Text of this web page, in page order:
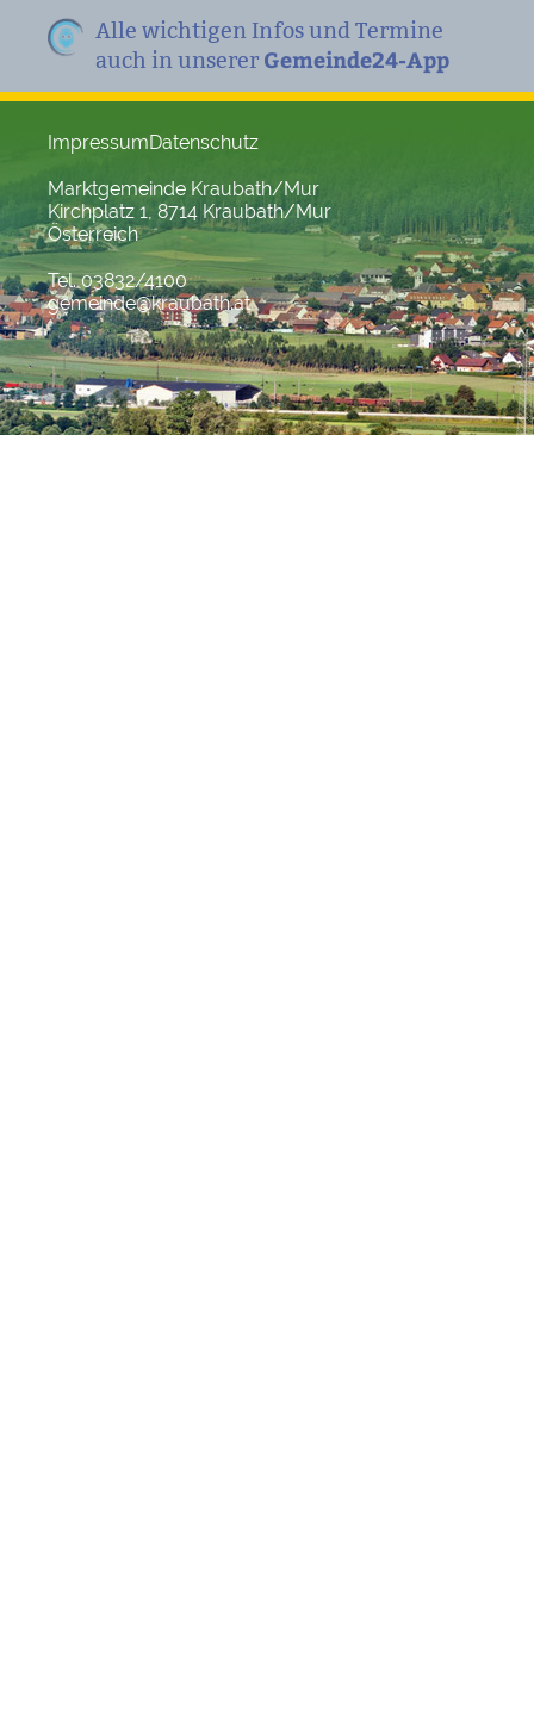
Alle wichtigen Infos und Termine
auch in unserer Gemeinde24-App
ImpressumDatenschutz
Marktgemeinde Kraubath/Mur
Kirchplatz 1, 8714 Kraubath/Mur
Österreich
Tel. 03832/4100
gemeinde@kraubath.at